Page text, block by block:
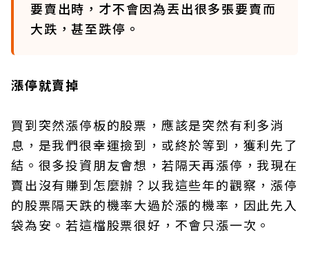
要賣出時，才不會因為丟出很多張要賣而
大跌，甚至跌停。
漲停就賣掉
買到突然漲停板的股票，應該是突然有利多消
息，是我們很幸運撿到，或終於等到，獲利先了
結。很多投資朋友會想，若隔天再漲停，我現在
賣出沒有賺到怎麼辦？以我這些年的觀察，漲停
的股票隔天跌的機率大過於漲的機率，因此先入
袋為安。若這檔股票很好，不會只漲一次。